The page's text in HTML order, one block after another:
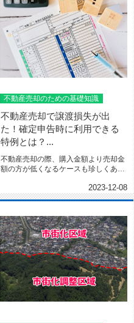
不動産売却のための基礎知識
不動産売却で譲渡損失が出
た！確定申告時に利用できる
特例とは？...
不動産売却の際、購入金額より売却金
額の方が低くなるケースも珍しくあり
2023-12-08